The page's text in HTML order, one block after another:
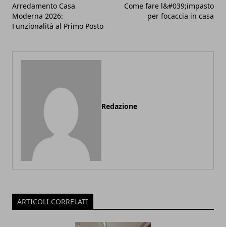
Arredamento Casa
Moderna 2026:
Funzionalità al Primo Posto
Come fare l&#039;impasto
per focaccia in casa
Redazione
ARTICOLI CORRELATI